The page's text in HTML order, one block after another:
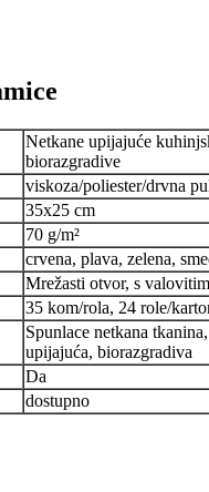
Netkane upijajuće
biorazgradive
viskoza/poliester/drvna
35x25 cm
70 g/m²
crvena, plava, zelena,
Mrežasti otvor, s
35 kom/rola, 24 role/
Spunlace netkana
upijajuća, biorazgradiva
Da
dostupno